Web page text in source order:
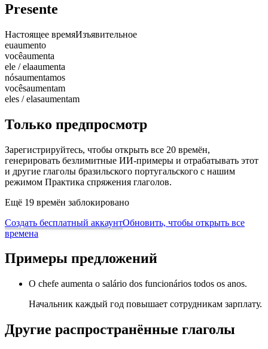
Presente
Настоящее времяИзъявительное
euaumento
vocêaumenta
ele / elaaumenta
nósaumentamos
vocêsaumentam
eles / elasaumentam
Только предпросмотр
Зарегистрируйтесь, чтобы открыть все 20 времён,
генерировать безлимитные ИИ-примеры и отрабатывать этот
и другие глаголы бразильского португальского с нашим
режимом Практика спряжения глаголов.
Ещё 19 времён заблокировано
Создать бесплатный аккаунтОбновить, чтобы открыть все
времена
Примеры предложений
O chefe aumenta o salário dos funcionários todos os anos.
Начальник каждый год повышает сотрудникам зарплату.
Другие распространённые глаголы